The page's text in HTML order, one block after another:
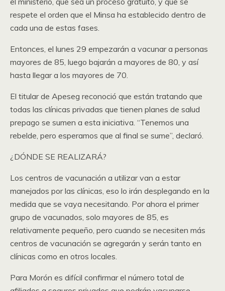
respete el orden que el Minsa ha establecido dentro de
cada una de estas fases.
Entonces, el lunes 29 empezarán a vacunar a personas
mayores de 85, luego bajarán a mayores de 80, y así
hasta llegar a los mayores de 70.
El titular de Apeseg reconoció que están tratando que
todas las clínicas privadas que tienen planes de salud
prepago se sumen a esta iniciativa. “Tenemos una
rebelde, pero esperamos que al final se sume”, declaró.
¿DÓNDE SE REALIZARÁ?
Los centros de vacunación a utilizar van a estar
manejados por las clínicas, eso lo irán desplegando en la
medida que se vaya necesitando. Por ahora el primer
grupo de vacunados, solo mayores de 85, es
relativamente pequeño, pero cuando se necesiten más
centros de vacunación se agregarán y serán tanto en
clínicas como en otros locales.
Para Morón es difícil confirmar el número total de